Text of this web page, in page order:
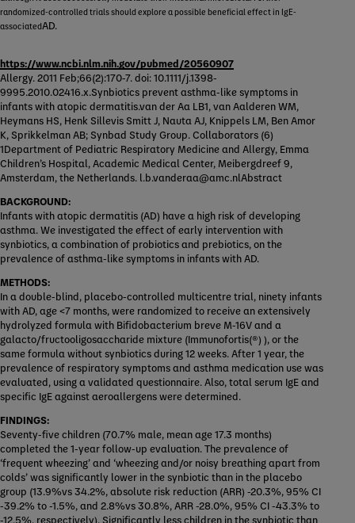
randomized-controlled trials should explore a possible beneficial effect in IgE-
associatedAD.
https://www.ncbi.nlm.nih.gov/pubmed/20560907
Allergy. 2011 Feb;66(2):170-7. doi: 10.1111/j.1398-
9995.2010.02416.x.Synbiotics prevent asthma-like symptoms in
infants with atopic dermatitis.van der Aa LB1, van Aalderen WM,
Heymans HS, Henk Sillevis Smitt J, Nauta AJ, Knippels LM, Ben Amor
K, Sprikkelman AB; Synbad Study Group. Collaborators (6)
1Department of Pediatric Respiratory Medicine and Allergy, Emma
Children’s Hospital, Academic Medical Center, Meibergdreef 9,
Amsterdam, the Netherlands. l.b.vanderaa@amc.nlAbstract
BACKGROUND:
Infants with atopic dermatitis (AD) have a high risk of developing
asthma. We investigated the effect of early intervention with
synbiotics, a combination of probiotics and prebiotics, on the
prevalence of asthma-like symptoms in infants with AD.
METHODS:
In a double-blind, placebo-controlled multicentre trial, ninety infants
with AD, age <7 months, were randomized to receive an extensively
hydrolyzed formula with Bifidobacterium breve M-16V and a
galacto/fructooligosaccharide mixture (Immunofortis(®) ), or the
same formula without synbiotics during 12 weeks. After 1 year, the
prevalence of respiratory symptoms and asthma medication use was
evaluated, using a validated questionnaire. Also, total serum IgE and
specific IgE against aeroallergens were determined.
FINDINGS:
Seventy-five children (70.7% male, mean age 17.3 months)
completed the 1-year follow-up evaluation. The prevalence of
‘frequent wheezing’ and ‘wheezing and/or noisy breathing apart from
colds’ was significantly lower in the synbiotic than in the placebo
group (13.9%vs 34.2%, absolute risk reduction (ARR) -20.3%, 95% CI
-39.2% to -1.5%, and 2.8%vs 30.8%, ARR -28.0%, 95% CI -43.3% to
-12.5%, respectively). Significantly less children in the synbiotic than